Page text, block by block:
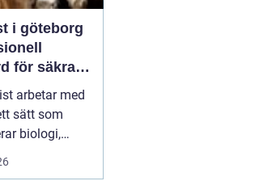
i göteborg
för säkra
träd
arbetar med
sätt som
biologi,
och hantverk. I
Göteborg,